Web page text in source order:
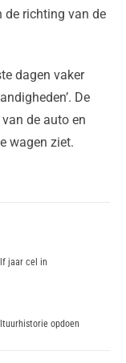
de richting van de
dagen vaker
De
de auto en
wagen ziet.
jaar cel in
opdoen